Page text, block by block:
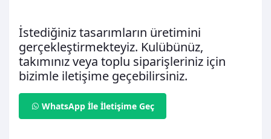
İstediğiniz tasarımların üretimini
gerçekleştirmekteyiz. Kulübünüz,
takımınız veya toplu siparişleriniz için
bizimle iletişime geçebilirsiniz.
WhatsApp İle İletişime Geç